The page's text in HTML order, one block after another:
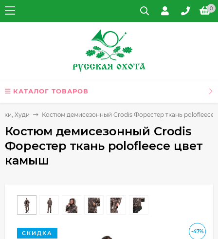
0
КАТАЛОГ ТОВАРОВ
Худи Костюм демисезонный Crodis Форестер ткань polofleece
Костюм демисезонный Crodis
Форестер ткань polofleece цвет
камыш
-47%
СКИДКА